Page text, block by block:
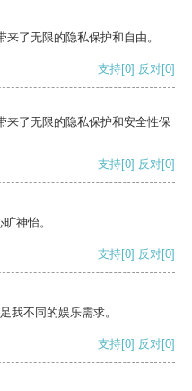
了无限的隐私保护和自由。
支持[0] 反对[0]
来了无限的隐私保护和安全性保
支持[0] 反对[0]
神怡。
支持[0] 反对[0]
我不同的娱乐需求。
支持[0] 反对[0]